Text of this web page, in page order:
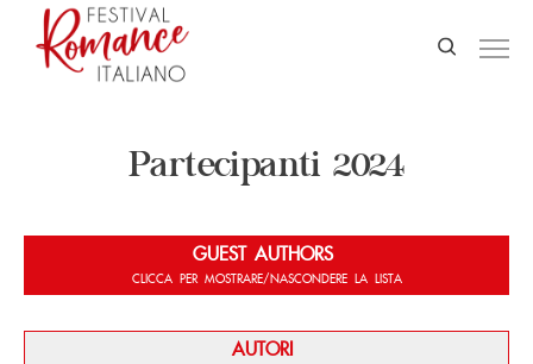
Partecipanti 2024
GUEST AUTHORS
CLICCA PER MOSTRARE/NASCONDERE LA LISTA
AUTORI